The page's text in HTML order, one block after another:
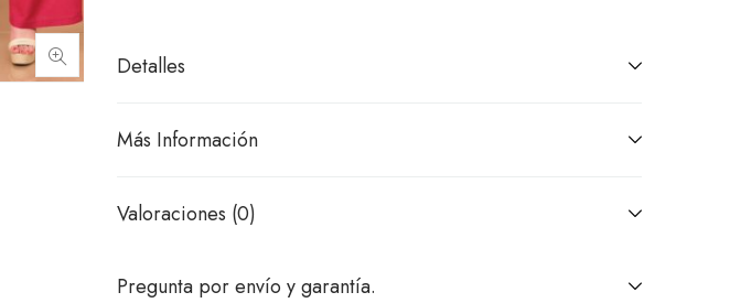
Detalles
Más Información
Valoraciones (0)
Pregunta por envío y garantía.